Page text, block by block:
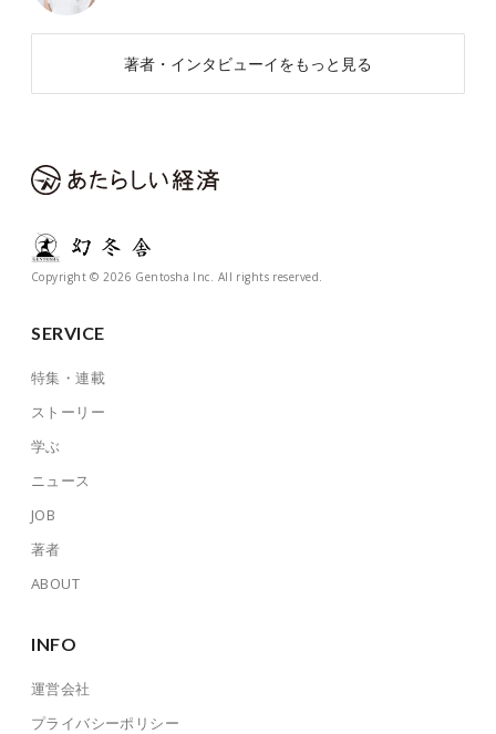
著者・インタビューイをもっと見る
Copyright © 2026 Gentosha Inc. All rights reserved.
SERVICE
特集・連載
ストーリー
学ぶ
ニュース
JOB
著者
ABOUT
INFO
運営会社
プライバシーポリシー